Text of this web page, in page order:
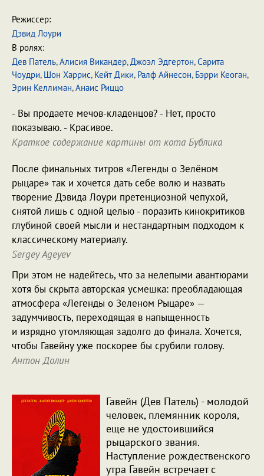
Режиссер:
Дэвид Лоури
В ролях:
Дев Патель,Алисия Викандер,Джоэл Эдгертон,Сарита
Чоудри, Шон Харрис, Кейт Дики, Ралф Айнесон, Бэрри Кеоган,
Эрин Келлиман,Анаис Риццо
- Вы продаете мечов-кладенцов? - Нет, просто
показываю. - Красивое.
Краткое содержание картины от кота Бублика
После финальных титров «Легенды о Зелёном
рыцаре» так и хочется дать себе волю и назвать
творение Дэвида Лоури претенциозной чепухой,
снятой лишь с одной целью - поразить кинокритиков
глубиной своей мысли и нестандартным подходом к
классическому материалу.
Sergey Ageyev
При этом не надейтесь, что за нелепыми авантюрами
хотя бы скрыта авторская усмешка: преобладающая
атмосфера «Легенды о Зеленом Рыцаре» —
задумчивость, переходящая в напыщенность
и изрядно утомляющая задолго до финала. Хочется,
чтобы Гавейну уже поскорее бы срубили голову.
Антон Долин
Гавейн (Дев Патель) - молодой
человек, племянник короля,
еще не удостоившийся
рыцарского звания.
Наступление рождественского
утра Гавейн встречает с